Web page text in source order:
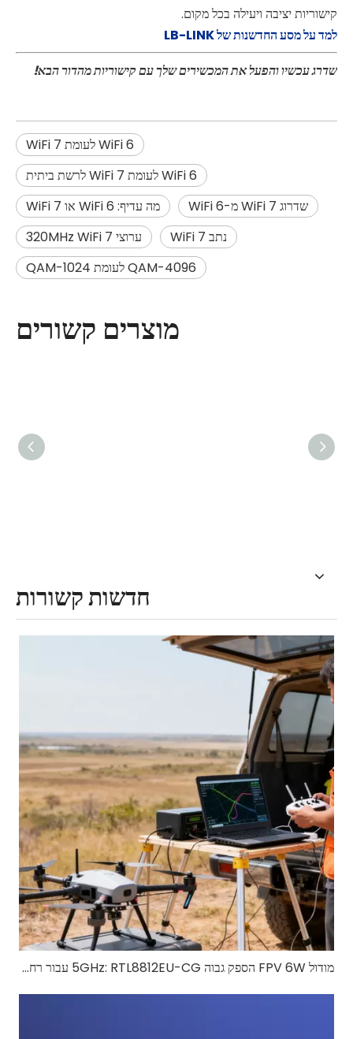
קישוריות יציבה ויעילה בכל מקום.
למד על מסע החדשנות של LB-LINK
שדרג עכשיו והפעל את המכשירים שלך עם קישוריות מהדור הבא!
WiFi 6 לעומת WiFi 7
WiFi 6 לעומת WiFi 7 לרשת ביתית
מה עדיף: WiFi 6 או WiFi 7
שדרוג WiFi 7 מ-WiFi 6
ערוצי 320MHz WiFi 7
נתב WiFi 7
4096-QAM לעומת 1024-QAM
מוצרים קשורים
חדשות קשורות
מודול FPV 6W הספק גבוה 5GHz: RTL8812EU-CG עבור רחפן FPV לטווח ארוך